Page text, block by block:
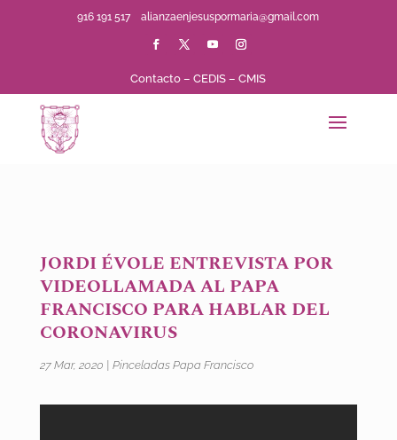
916 191 517alianzaenjesuspormaria@gmail.com
Contacto –CEDIS –CMIS
JORDI ÉVOLE ENTREVISTA POR
VIDEOLLAMADA AL PAPA
FRANCISCO PARA HABLAR DEL
CORONAVIRUS
27 Mar, 2020 Pinceladas Papa Francisco